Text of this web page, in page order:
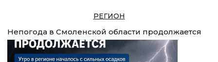
РЕГИОН
Непогода в Смоленской области продолжается